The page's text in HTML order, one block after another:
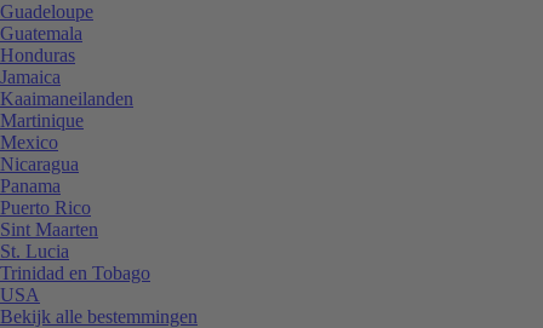
Guadeloupe
Guatemala
Honduras
Jamaica
Kaaimaneilanden
Martinique
Mexico
Nicaragua
Panama
Puerto Rico
Sint Maarten
St. Lucia
Trinidad en Tobago
USA
Bekijk alle bestemmingen